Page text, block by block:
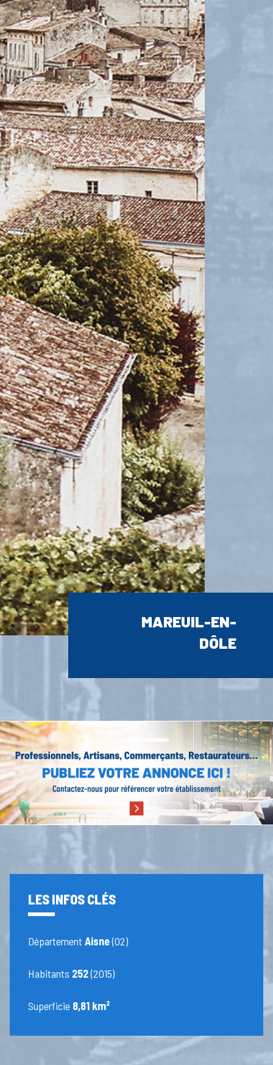
MAREUIL-EN-
DÔLE
LES INFOS CLÉS
DépartementAisne(02)
Habitants 252(2015)
Superficie 8,81 km²